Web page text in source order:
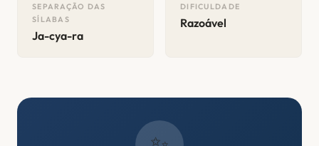
SEPARAÇÃO DAS
SÍLABAS
Ja-cya-ra
DIFICULDADE
Razoável